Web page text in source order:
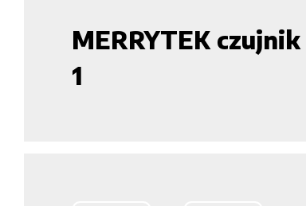
MERRYTEK
1